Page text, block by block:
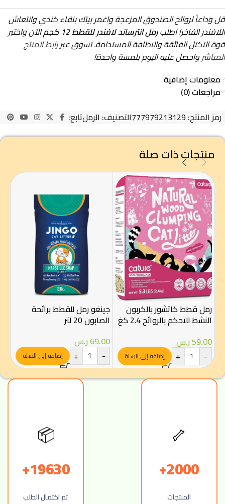
قل وداعاً لروائح الصندوق المزعجة واغمر بيتك بنقاء كندي وانتعاش
اللافندر الفاخر! اطلبرمل انترساند لافندر للقطط 12 كجم
الآن واختبر
قوة التكتل الفائقة والنظافة المستدامة. تسوق عبررابط المنتج
المباشرواحصل عليه اليوم بلمسة واحدة!
معلومات إضافية
مراجعات (0)
رمز المنتج: 777979213129التصنيف: الرملتابع:
منتجات ذات صلة
رمل قطط كاتشور بالكربون
النشط للتحكم بالروائح 2.4 كغ
59.00ر.س
-
+ إضافة إلى السلة
جينغو رمل للقطط برائحة
الصابون 20 لتر
69.00ر.س
-
+ إضافة إلى السلة
🦴
2000+
المنتجات
📦
19630+
تم اكتمال الطلب